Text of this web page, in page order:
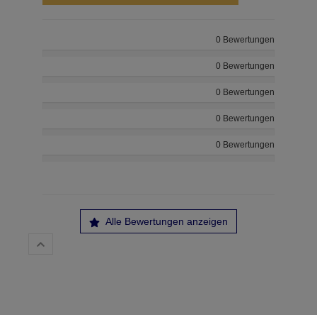
0 Bewertungen
0 Bewertungen
0 Bewertungen
0 Bewertungen
0 Bewertungen
Alle Bewertungen anzeigen